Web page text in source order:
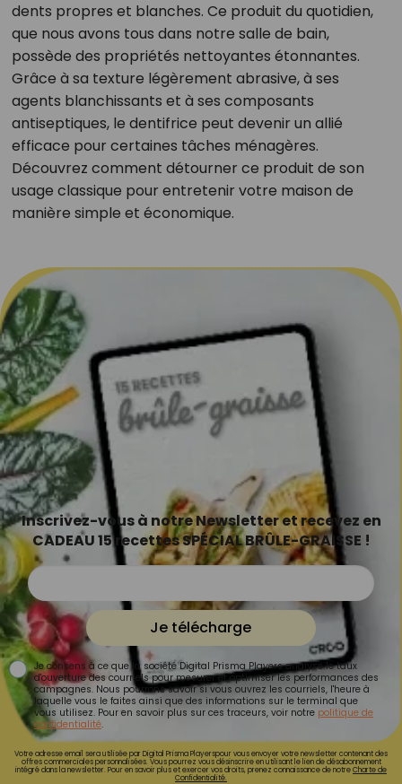
dents propres et blanches. Ce produit du quotidien,
que nous avons tous dans notre salle de bain,
possède des propriétés nettoyantes étonnantes.
Grâce à sa texture légèrement abrasive, à ses
agents blanchissants et à ses composants
antiseptiques, le dentifrice peut devenir un allié
efficace pour certaines tâches ménagères.
Découvrez comment détourner ce produit de son
usage classique pour entretenir votre maison de
manière simple et économique.
Inscrivez-vous à notre Newsletter et recevez en
CADEAU 15 recettes SPÉCIAL BRÛLE-GRAISSE !
Je télécharge
Je consens à ce que la société Digital Prisma Players analyse le taux
d'ouverture des courriels pour mesurer et optimiser les performances des
campagnes. Nous pourrons savoir si vous ouvrez les courriels, l'heure à
laquelle vous le faites ainsi que des informations sur le terminal que
vous utilisez. Pour en savoir plus sur ces traceurs, voir notre politique de
confidentialité.
Votre adresse email sera utilisée par Digital Prisma Playerspour vous envoyer votre newsletter contenant des
offres commerciales personnalisées. Vous pourrez vous désinscrire en utilisant le lien de désabonnement
intégré dans la newsletter. Pour en savoir plus et exercer vos droits, prenez connaissance de notreCharte de
Confidentialité.